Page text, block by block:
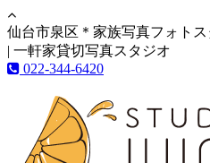
仙台市泉区＊家族写真フォト
| 一軒家貸切写真スタジオ
022-344-6420